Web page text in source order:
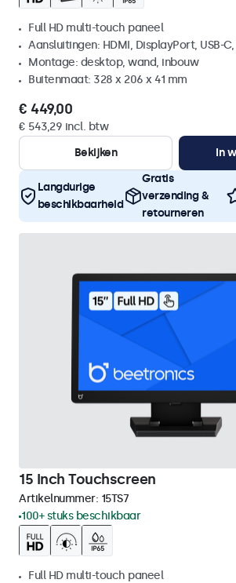
Full HD multi-touch paneel
Aansluitingen: HDMI, DisplayPort, USB-C,
Montage: desktop, wand, inbouw
Buitenmaat: 328 x 206 x 41 mm
€ 449,00
€ 543,29 incl. btw
Bekijken
In
Langdurige
beschikbaarheid
Gratis
verzending &
retourneren
15 Inch Touchscreen
Artikelnummer: 15TS7
100+ stuks beschikbaar
Full HD multi-touch paneel